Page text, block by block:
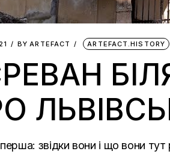
BY ARTEFACT ARTEFACT.HISTORY
перша: звідки вони і що вони